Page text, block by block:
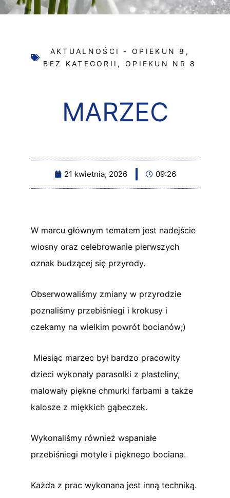
AKTUALNOŚCI - OPIEKUN 8 ,
BEZ KATEGORII , OPIEKUN NR 8
MARZEC
21 kwietnia, 2026 09:26
W marcu głównym tematem jest nadejście
wiosny oraz celebrowanie pierwszych
oznak budzącej się przyrody.
Obserwowaliśmy zmiany w przyrodzie
poznaliśmy przebiśniegi i krokusy i
czekamy na wielkim powrót bocianów;)
Miesiąc marzec był bardzo pracowity
dzieci wykonały parasolki z plasteliny,
malowały piękne chmurki farbami a także
kalosze z miękkich gąbeczek.
Wykonaliśmy również wspaniałe
przebiśniegi motyle i pięknego bociana.
Każda z prac wykonana jest inną techniką.